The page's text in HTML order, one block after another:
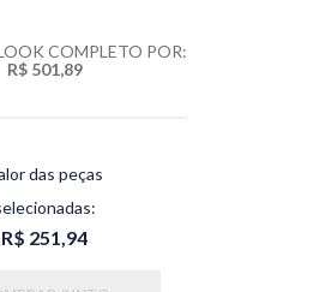
COMPLETO POR:
R$ 501,89
das peças
R$ 251,94